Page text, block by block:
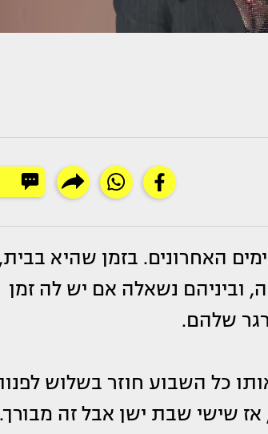
האחרונים. בזמן שהיא
וביניהם נשאלה אם יש לה זמן
שלהם.
כל השבוע חוזר בשלוש
שישי שבת ישן אבל זה